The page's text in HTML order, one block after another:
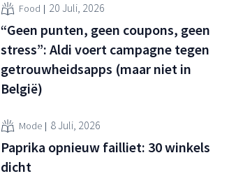
Food 20 Juli, 2026
“Geen punten, geen coupons, geen
stress”: Aldi voert campagne tegen
getrouwheidsapps (maar niet in
België)
Mode 8 Juli, 2026
Paprika opnieuw failliet: 30 winkels
dicht